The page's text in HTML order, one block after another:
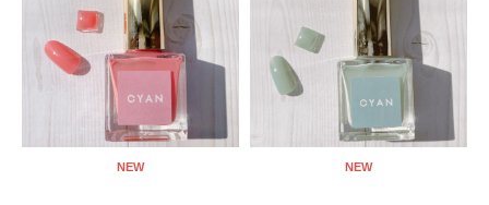
NEW NEW